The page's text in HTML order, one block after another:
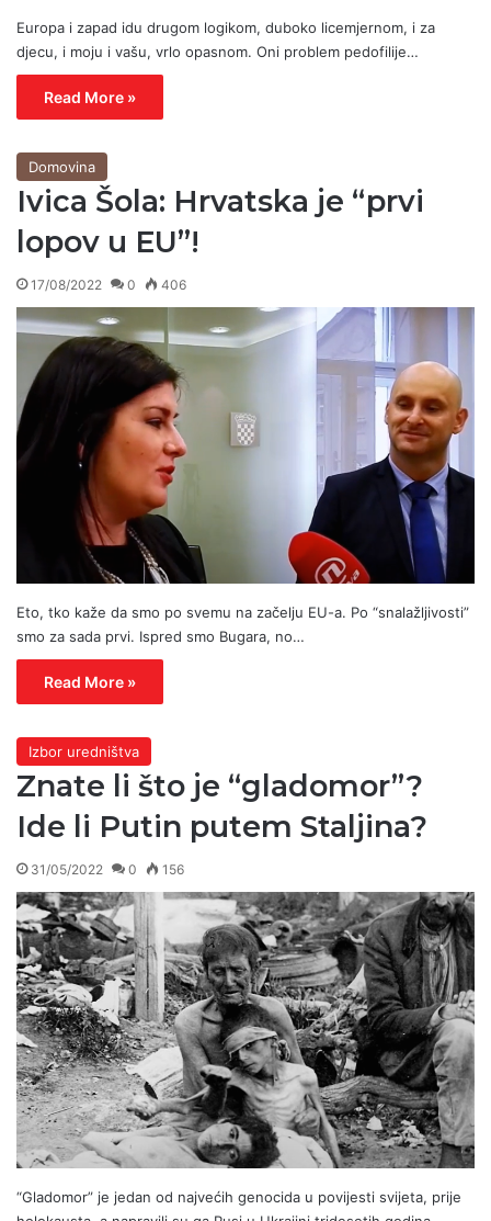
Europa i zapad idu drugom logikom, duboko licemjernom, i za
djecu, i moju i vašu, vrlo opasnom. Oni problem pedofilije…
Read More »
Domovina
Ivica Šola: Hrvatska je “prvi
lopov u EU”!
17/08/2022 0 406
Eto, tko kaže da smo po svemu na začelju EU-a. Po “snalažljivosti”
smo za sada prvi. Ispred smo Bugara, no…
Read More »
Izbor uredništva
Znate li što je “gladomor”?
Ide li Putin putem Staljina?
31/05/2022 0 156
“Gladomor” je jedan od najvećih genocida u povijesti svijeta, prije